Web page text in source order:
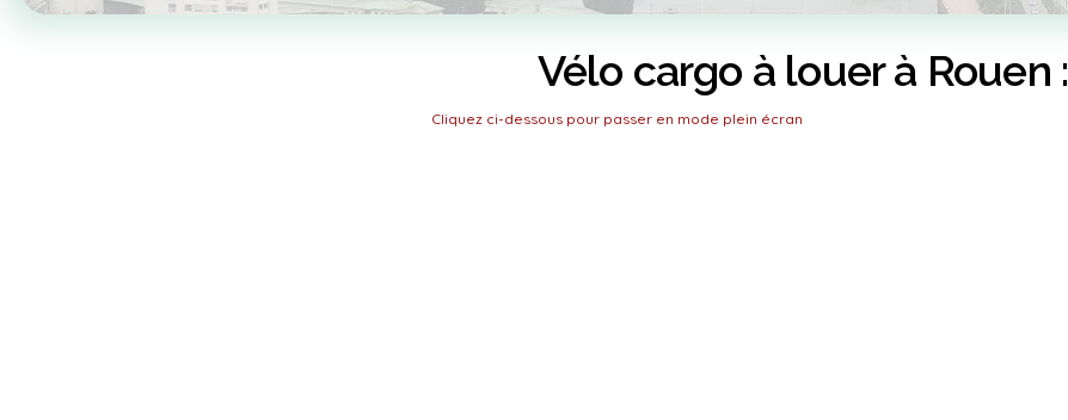
Vélo cargo à louer à Rouen :
Cliquez ci-dessous pour passer en mode plein écran